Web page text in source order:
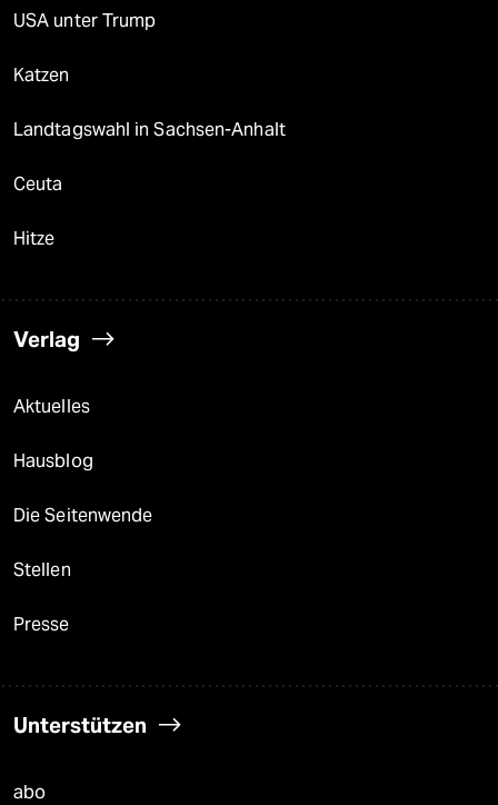
USA unter Trump
Katzen
Landtagswahl in Sachsen-Anhalt
Ceuta
Hitze
Verlag
Aktuelles
Hausblog
Die Seitenwende
Stellen
Presse
Unterstützen
abo